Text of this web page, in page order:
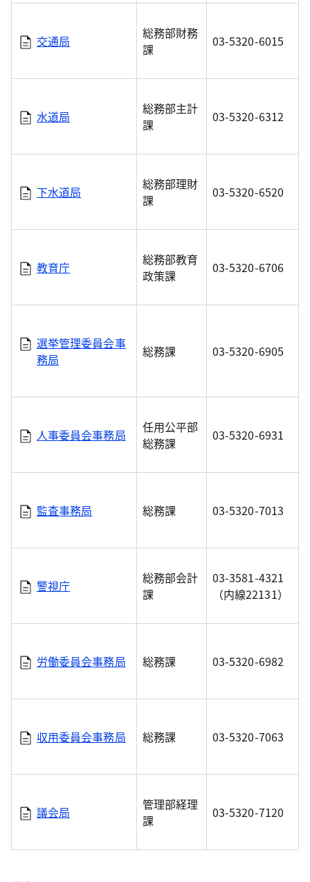
交通局
総務部財務
課
03-5320-6015
水道局
総務部主計
課
03-5320-6312
下水道局
総務部理財
課
03-5320-6520
教育庁
総務部教育
政策課
03-5320-6706
選挙管理委員会事
務局
総務課 03-5320-6905
人事委員会事務局
任用公平部
総務課
03-5320-6931
監査事務局 総務課 03-5320-7013
警視庁
総務部会計
課
03-3581-4321
（内線22131）
労働委員会事務局 総務課 03-5320-6982
収用委員会事務局 総務課 03-5320-7063
議会局
管理部経理
課
03-5320-7120